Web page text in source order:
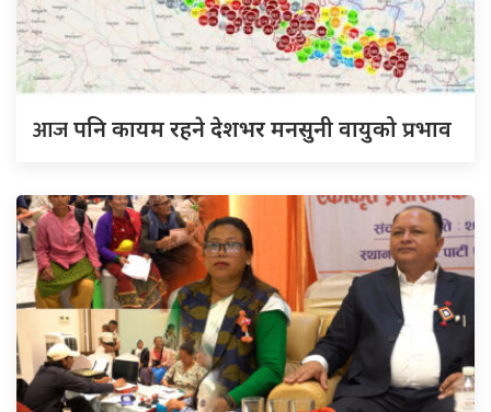
आजपनि कायम रहने देशभर मनसुनी वायुको प्रभाव